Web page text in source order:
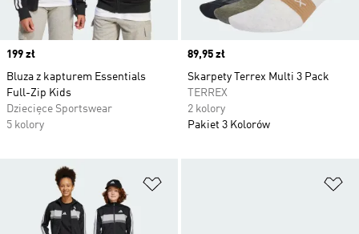
Price
199 zł
Bluza z kapturem Essentials
Full-Zip Kids
Dziecięce Sportswear
5 kolory
Price
89,95 zł
Skarpety Terrex Multi 3 Pack
TERREX
2 kolory
Pakiet 3 Kolorów